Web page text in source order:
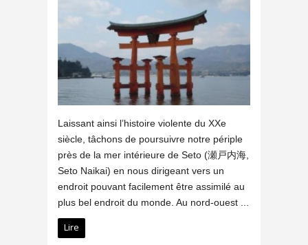
Laissant ainsi l’histoire violente du XXe
siècle, tâchons de poursuivre notre périple
près de la mer intérieure de Seto (瀬戸内海,
Seto Naikai) en nous dirigeant vers un
endroit pouvant facilement être assimilé au
plus bel endroit du monde. Au nord-ouest ...
Lire